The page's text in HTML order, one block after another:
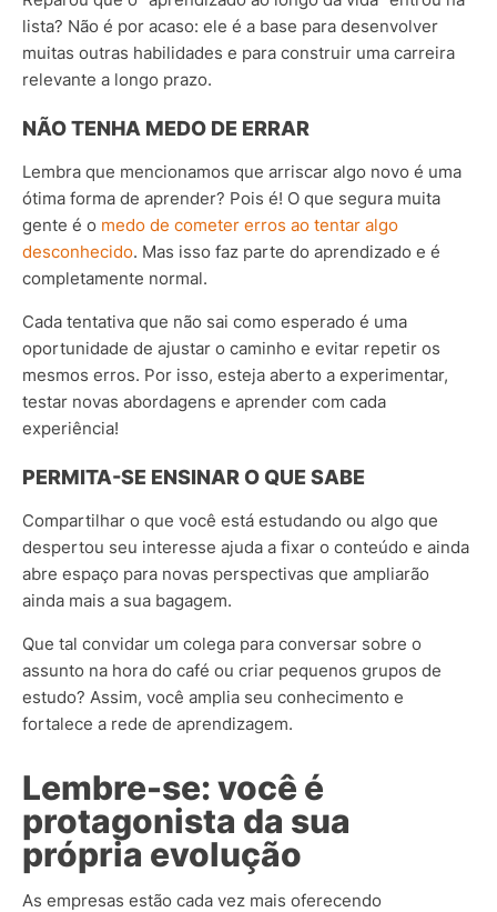
lista? Não é por acaso: ele é a base para desenvolver
muitas outras habilidades e para construir uma carreira
relevante a longo prazo.
NÃO TENHA MEDO DE ERRAR
Lembra que mencionamos que arriscar algo novo é uma
ótima forma de aprender? Pois é! O que segura muita
gente é o medo de cometer erros ao tentar algo
desconhecido. Mas isso faz parte do aprendizado e é
completamente normal.
Cada tentativa que não sai como esperado é uma
oportunidade de ajustar o caminho e evitar repetir os
mesmos erros. Por isso, esteja aberto a experimentar,
testar novas abordagens e aprender com cada
experiência!
PERMITA-SE ENSINAR O QUE SABE
Compartilhar o que você está estudando ou algo que
despertou seu interesse ajuda a fixar o conteúdo e ainda
abre espaço para novas perspectivas que ampliarão
ainda mais a sua bagagem.
Que tal convidar um colega para conversar sobre o
assunto na hora do café ou criar pequenos grupos de
estudo? Assim, você amplia seu conhecimento e
fortalece a rede de aprendizagem.
Lembre-se: você é
protagonista da sua
própria evolução
As empresas estão cada vez mais oferecendo